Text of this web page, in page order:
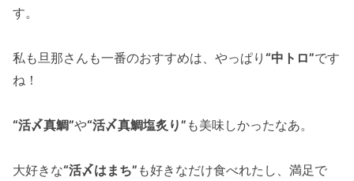
す。
私も旦那さんも一番のおすすめは、やっぱり “中トロ”です
ね！
“活〆真鯛”や“活〆真鯛塩炙り” も美味しかったなあ。
大好きな“活〆はまち” も好きなだけ食べれたし、満足で